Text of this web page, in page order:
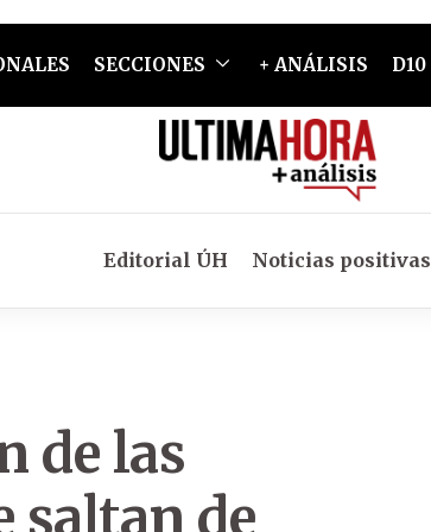
SECCIONES + ANÁLISIS D10
Editorial ÚH Noticias positivas
de las
saltan de